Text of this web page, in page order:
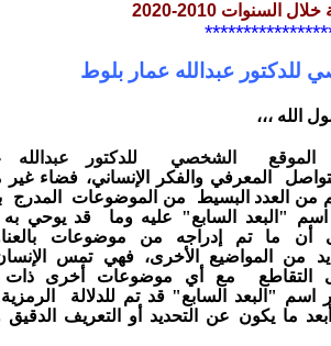
2010-2020
عبدالله عمار بلوط
الله ،،،
الموقع الشخصي للدكتور
المعرفيوالفكر الإنساني، فضاء غير
من العدد البسيط من الموضوعات المدرج
"البعد السابع" عليه وما قديوحي
أن ما تم إدراجه من موضوعات
من المواضيع
الأخرى، فهي تمس
التقاطع مع أي موضوعات أخرى
اسم "البعد السابع"قد تم للدلالة الرمزية
ما يكون عن التحديد أو التعريف الدقيق